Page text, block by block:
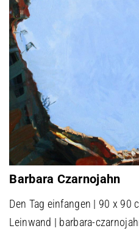
Barbara Czarnojahn
Den Tag einfangen | 90 x 90
Leinwand | barbara-